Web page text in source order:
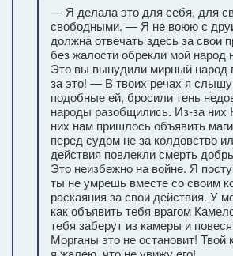
— Я делала это для себя, для
свободными. — Я не воюю с
должна отвечать здесь за свои
без жалости обрекли мой народ
Это вы вынудили мирный народ
за это! — В твоих речах я
подобные ей, бросили тень
народы разобщились. Из-за них
них нам пришлось объявить
перед судом не за колдовство
действия повлекли смерть
Это неизбежно на войне. Я
ты не умрешь вместе со своим
раскаяния за свои действия. У
как объявить тебя врагом
тебя заберут из камеры и
Морганы это не остановит!